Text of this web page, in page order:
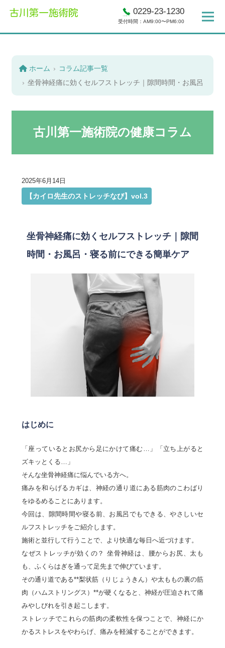
0229-23-1230
受付時間：AM9:00〜PM6:00
ホーム
コラム記事一覧
坐骨神経痛に効くセルフストレッチ｜隙間時間・お風呂・寝
古川第一施術院の健康コラム
2025年6月14日
【カイロ先生のストレッチなび】vol.3
坐骨神経痛に効くセルフストレッチ｜隙間
時間・お風呂・寝る前にできる簡単ケア
はじめに
「座っているとお尻から足にかけて痛む…」「立ち上がると
ズキッとくる…」
そんな坐骨神経痛に悩んでいる方へ。
痛みを和らげるカギは、神経の通り道にある筋肉のこわばり
をゆるめることにあります。
今回は、隙間時間や寝る前、お風呂でもできる、やさしいセ
ルフストレッチをご紹介します。
施術と並行して行うことで、より快適な毎日へ近づけます。
なぜストレッチが効くの？ 坐骨神経は、腰からお尻、太も
も、ふくらはぎを通って足先まで伸びています。
その通り道である**梨状筋（りじょうきん）や太ももの裏の筋
肉（ハムストリングス）**が硬くなると、神経が圧迫されて痛
みやしびれを引き起こします。
ストレッチでこれらの筋肉の柔軟性を保つことで、神経にか
かるストレスをやわらげ、痛みを軽減することができます。